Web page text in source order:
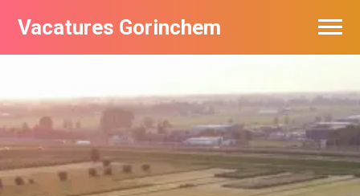
Vacatures Gorinchem
Vacatures bij bedrijven in Gorinchem
De populairste vacatures in Gorinchem
Nieuwsbrief feed